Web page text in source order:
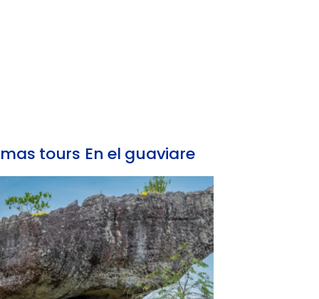
mas tours En el guaviare